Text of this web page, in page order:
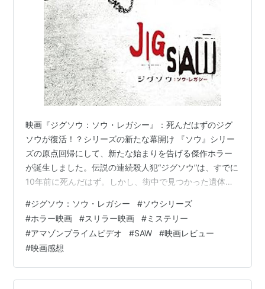
映画『ジグソウ：ソウ・レガシー』：死んだはずのジグ
ソウが復活！？シリーズの新たな幕開け 『ソウ』シリー
ズの原点回帰にして、新たな始まりを告げる傑作ホラー
が誕生しました。伝説の連続殺人犯“ジグソウ”は、すでに
10年前に死んだはず。しかし、街中で見つかった遺体の
も何者かの手によるものなのか…？不可解な事件を追う
刑事と検視官たちは、ジグソウの声が収められたUSBス
ティックを発見します。それは「ゲームは始まった」と
告げ、再び恐怖の連鎖が始まることを示唆していまし
た。果たして、死んだはずのジグソウは本当に復活した
のか？そして、ゲームに巻き込まれた4人の罪…
#ジグソウ：ソウ・レガシー #ソウシリーズ
#ホラー映画 #スリラー映画 #ミステリー
#アマゾンプライムビデオ #SAW #映画レビュー
#映画感想